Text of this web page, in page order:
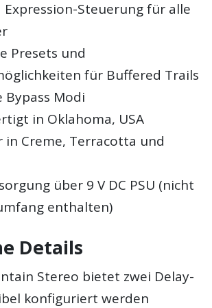
Expression-Steuerung für alle
Presets und
für Buffered Trails
Bypass Modi
in Oklahoma, USA
in Creme, Terracotta und
über 9 V DC PSU (nicht
enthalten)
Details
Stereo bietet zwei Delay-
konfiguriert werden